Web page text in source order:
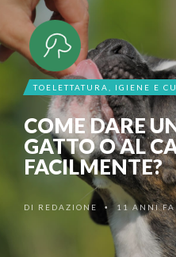
TOELETTATURA, IGIENE E
COME DARE
GATTO O AL
FACILMENTE?
DI REDAZIONE • 11 ANNI FA